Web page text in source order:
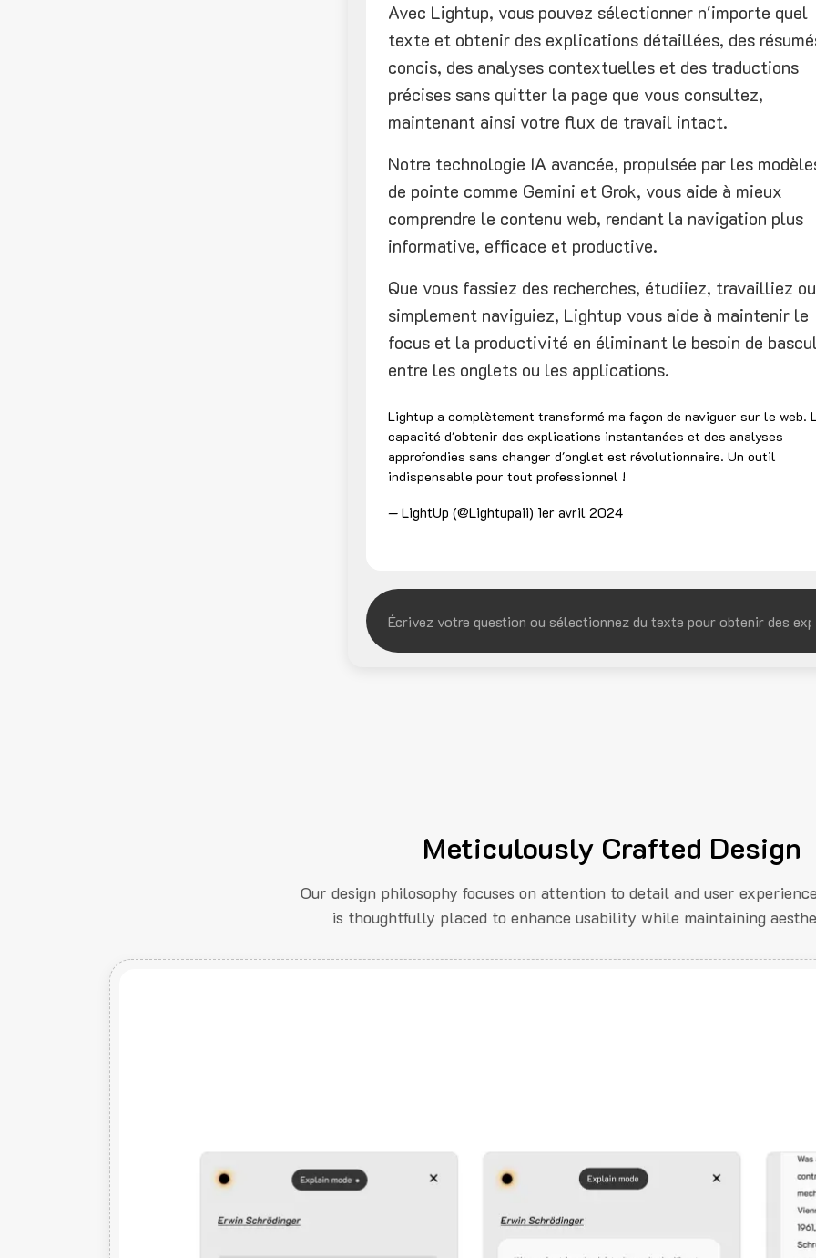
Avec Lightup, vous pouvez sélectionner n'importe quel
texte et obtenir des explications détaillées, des
concis, des analyses contextuelles et des traductions
précises sans quitter la page que vous consultez,
maintenant ainsi votre flux de travail intact.
Notre technologie IA avancée, propulsée par les
de pointe comme Gemini et Grok, vous aide à mieux
comprendre le contenu web, rendant la navigation plus
informative, efficace et productive.
Que vous fassiez des recherches, étudiiez, travailliez ou
simplement naviguiez, Lightup vous aide à maintenir le
focus et la productivité en éliminant le besoin de
entre les onglets ou les applications.
Lightup a complètement transformé ma façon de naviguer sur le web.
capacité d'obtenir des explications instantanées et des analyses
approfondies sans changer d'onglet est révolutionnaire. Un outil
indispensable pour tout professionnel !
— LightUp (@Lightupaii) 1er avril 2024
Meticulously Crafted Design
Our design philosophy focuses on attention to detail and user
is thoughtfully placed to enhance usability while maintaining